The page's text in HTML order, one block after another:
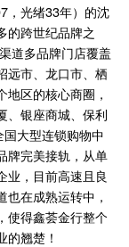
光绪33年）的沈
的跨世纪品牌之
道多品牌门店覆盖
远市、龙口市、栖
区的核心商圈，
、银座商城、保利
大型连锁购物中
牌完美接轨，从单
业，目前高速且良
在成熟运转中，
使得鑫荟金行整个
翘楚！